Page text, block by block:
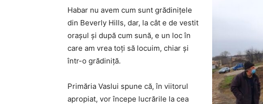
Habar nu avem cum sunt grădinițele
din Beverly Hills, dar, la cât e de vestit
orașul și după cum sună, e un loc în
care am vrea toți să locuim, chiar și
într-o grădiniță.
Primăria Vaslui spune că, în viitorul
apropiat, vor începe lucrările la cea